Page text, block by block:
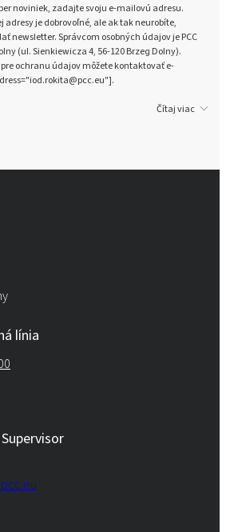
noviniek, zadajte svoju e-mailovú adresu.
adresy je dobrovoľné, ale ak tak neurobíte,
newsletter. Správcom osobných údajov je PCC
(ul. Sienkiewicza 4, 56-120 Brzeg Dolny).
ochranu údajov môžete kontaktovať e-
Čítaj viac
línia